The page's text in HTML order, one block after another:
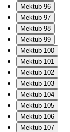
Mektub 96
Mektub 97
Mektub 98
Mektub 99
Mektub 100
Mektub 101
Mektub 102
Mektub 103
Mektub 104
Mektub 105
Mektub 106
Mektub 107